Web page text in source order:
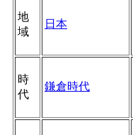
地
域
日本
時
代
鎌倉時代